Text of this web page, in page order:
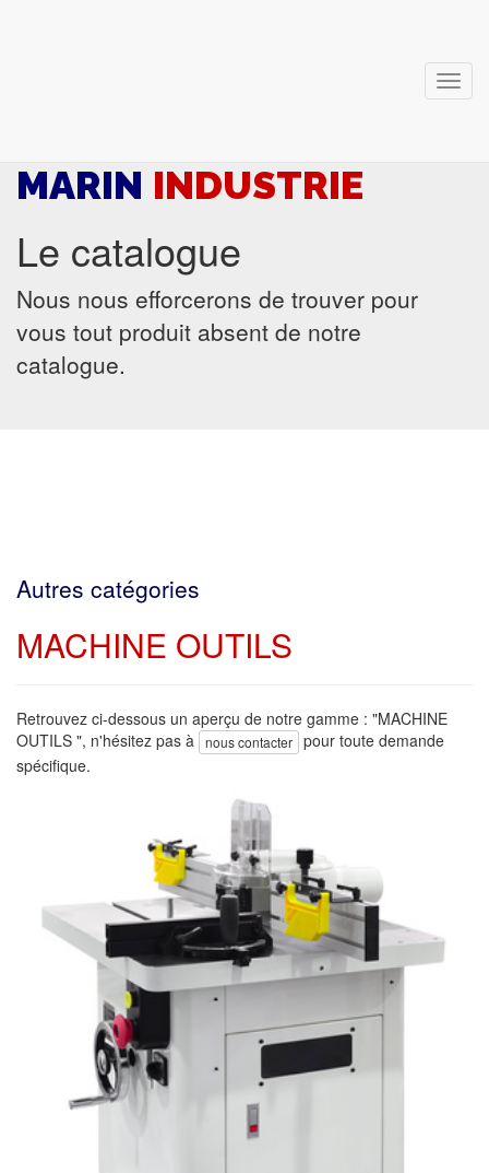
MARIN INDUSTRIE
Le catalogue
Nous nous efforcerons de trouver pour
vous tout produit absent de notre
catalogue.
Autres catégories
MACHINE OUTILS
Retrouvez ci-dessous un aperçu de notre gamme : "MACHINE
OUTILS ", n'hésitez pas à nous contacter pour toute demande
spécifique.